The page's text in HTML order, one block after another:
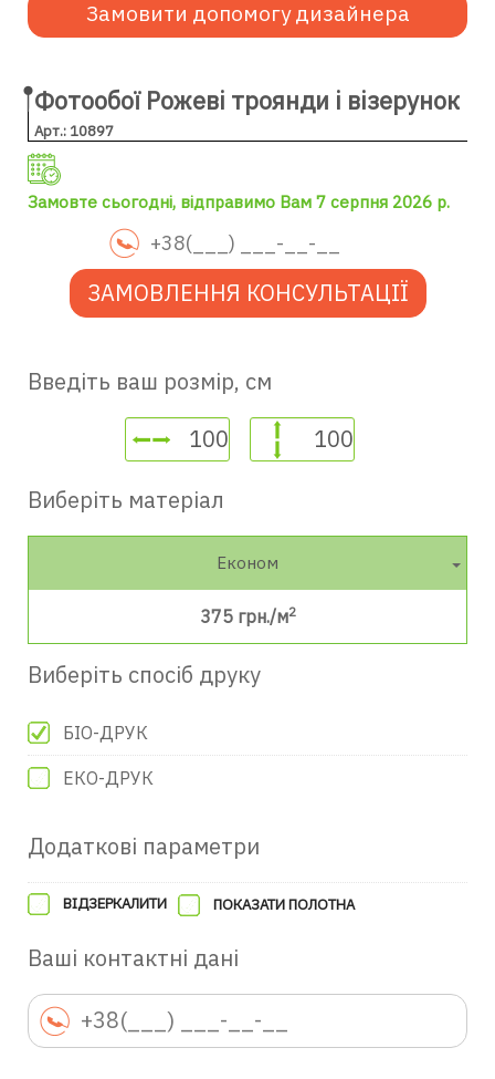
Замовити допомогу дизайнера
Фотообої Рожеві троянди і візерунок
Арт.: 10897
Замовте сьогодні, відправимо Вам 7 серпня 2026 р.
ЗАМОВЛЕННЯ КОНСУЛЬТАЦІЇ
Введіть ваш розмір, см
Виберіть матеріал
Економ
375 грн./м2
Виберіть спосіб друку
БІО-ДРУК
ЕКО-ДРУК
Додаткові параметри
ВІДЗЕРКАЛИТИ ПОКАЗАТИ ПОЛОТНА
Ваші контактні дані